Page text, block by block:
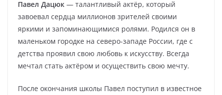
Павел Дацюк — талантливый актёр, который
завоевал сердца миллионов зрителей своими
яркими и запоминающимися ролями. Родился он в
маленьком городке на северо-западе России, где с
детства проявил свою любовь к искусству. Всегда
мечтал стать актёром и осуществить свою мечту.
После окончания школы Павел поступил в известное